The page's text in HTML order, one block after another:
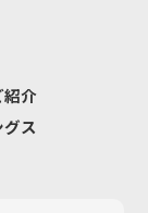
紹介
ス